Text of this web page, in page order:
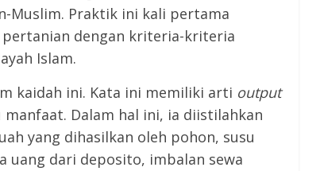
Muslim. Praktik ini kali pertama
dengan kriteria-kriteria
Islam.
kaidah ini. Kata ini memiliki arti output
Dalam hal ini, ia diistilahkan
yang dihasilkan oleh pohon, susu
uang dari deposito, imbalan sewa